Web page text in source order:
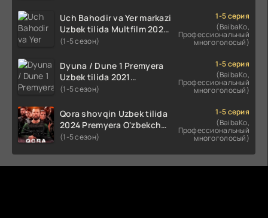
HD skachat
Uch Bahodir va Yer markazi
Uzbek tilida Multfilm 2025
tarjima HD skachat
(1-5 сезон)
1-5 серия
(BaibaKo,
Профессиональный
многоголосый)
Dyuna / Dune 1 Premyera
Uzbek tilida 2021
O'zbekcha tarjima kino HD
(1-5 сезон)
1-5 серия
(BaibaKo,
Профессиональный
многоголосый)
Qora shovqin Uzbek tilida
2024 Premyera O'zbekcha
tarjima kino HD skachat
(1-5 сезон)
1-5 серия
(BaibaKo,
Профессиональный
многоголосый)